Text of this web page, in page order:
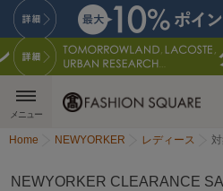
メニュー
Home NEWYORKER レディース
NEWYORKER CLEARANCE